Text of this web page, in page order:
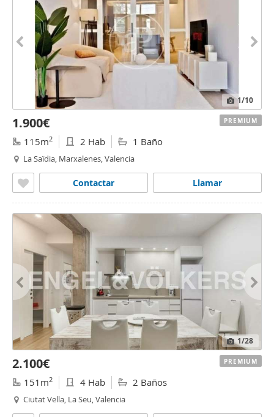
1/10
1.900€
115m2 2 Hab 1 Baño
La Saïdia, Marxalenes, Valencia
Llamar
Contactar
PREMIUM
1/28
2.100€
151m2 4 Hab 2 Baños
Ciutat Vella, La Seu, Valencia
PREMIUM